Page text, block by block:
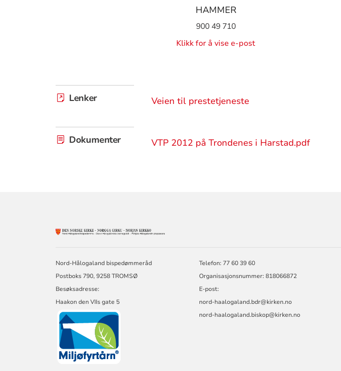
HAMMER
900 49 710
Klikk for å vise e-post
Lenker Veien til prestetjeneste
Dokumenter VTP 2012 på Trondenes i Harstad.pdf
HÅLOGALAND
BISPEDØMME
Nord-Hålogaland bispedømmeråd
Postboks 790, 9258 TROMSØ
Besøksadresse:
Haakon den VIIs gate 5
Telefon: 77 60 39 60
Organisasjonsnummer: 818066872
E-post:
nord-haalogaland.bdr@kirken.no
nord-haalogaland.biskop@kirken.no